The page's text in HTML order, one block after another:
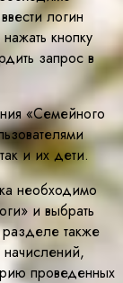
логин
кнопку
запрос в
«Семейного
и их дети.
необходимо
и выбрать
также
проведенных